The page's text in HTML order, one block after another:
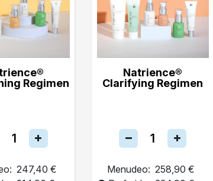
Regimen
247,40 €
Natrience®
Clarifying Regimen
Menudeo: 258,90 €